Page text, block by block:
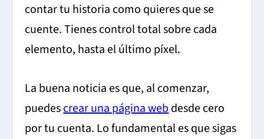
contar tu historia como quieres que se
cuente. Tienes control total sobre cada
elemento, hasta el último píxel.
La buena noticia es que, al comenzar,
puedescrear una página webdesde cero
por tu cuenta. Lo fundamental es que sigas